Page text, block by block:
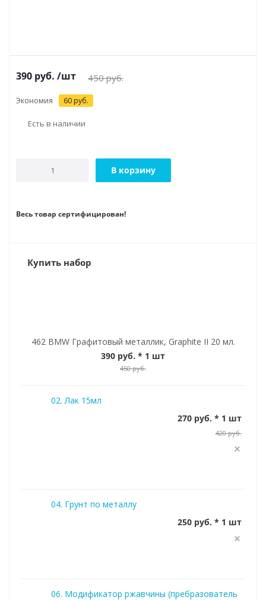
390 руб. /шт 450руб.
Экономия 60 руб.
Есть в наличии
В корзину
Весь товар сертифицирован!
Купить набор
462 BMW Графитовый металлик, Graphite II 20 мл.
390 руб. * 1 шт
450 руб.
02. Лак 15мл
270 руб. * 1 шт
420 руб.
04. Грунт по металлу
250 руб. * 1 шт
06. Модификатор ржавчины (пребразователь